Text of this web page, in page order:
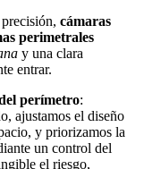
cámaras
perimetrales
y una clara
entrar.
perímetro:
ajustamos el diseño
y priorizamos la
un control del
el riesgo,